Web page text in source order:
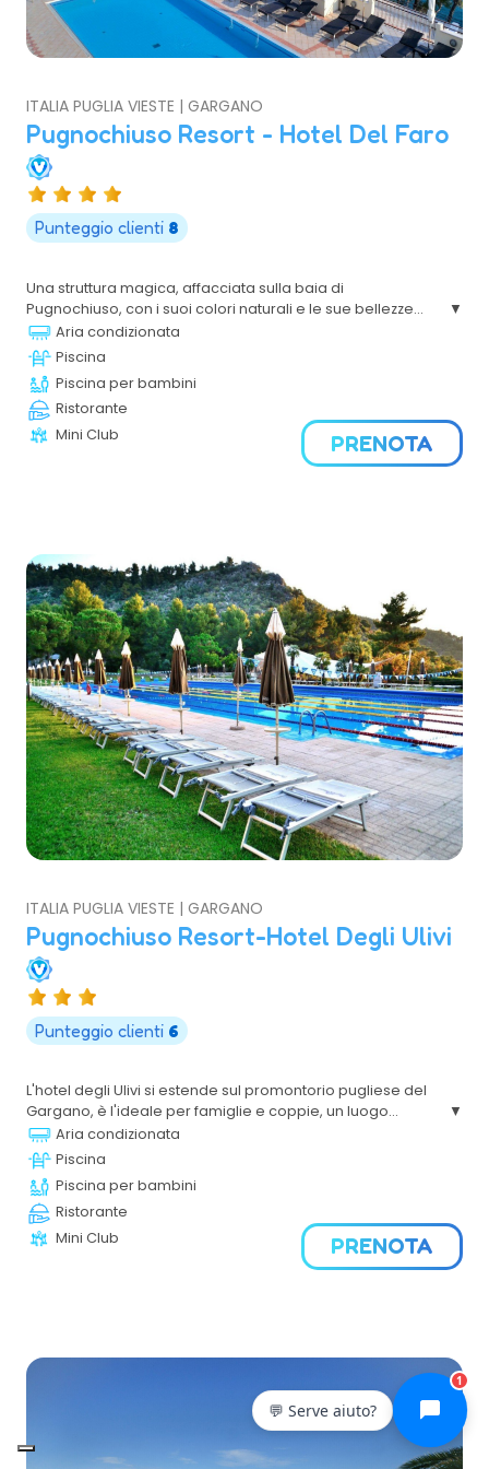
ITALIA PUGLIA VIESTE | GARGANO
Pugnochiuso Resort - Hotel Del Faro
Punteggio clienti 8
Una struttura magica, affacciata sulla baia di
Pugnochiuso, con i suoi colori naturali e le sue bellezze
mozzafiato. Grazie ad un'offerta turistica diversificata e in
grado di dare la giusta soluzione di soggiorno, si propone
come il Resort ideale per famiglie e coppie.
Aria condizionata
Piscina
Piscina per bambini
Ristorante
Mini Club
PRENOTA
ITALIA PUGLIA VIESTE | GARGANO
Pugnochiuso Resort-Hotel Degli Ulivi
Punteggio clienti 6
L'hotel degli Ulivi si estende sul promontorio pugliese del
Gargano, è l'ideale per famiglie e coppie, un luogo
esclusivo che, sposandosi con la natura incontaminata, lo
rende unico nel suo genere e ti permette di godere di tutti
i servizi con estrema facilità.
Aria condizionata
Piscina
Piscina per bambini
Ristorante
Mini Club
PRENOTA
💬 Serve aiuto?
1